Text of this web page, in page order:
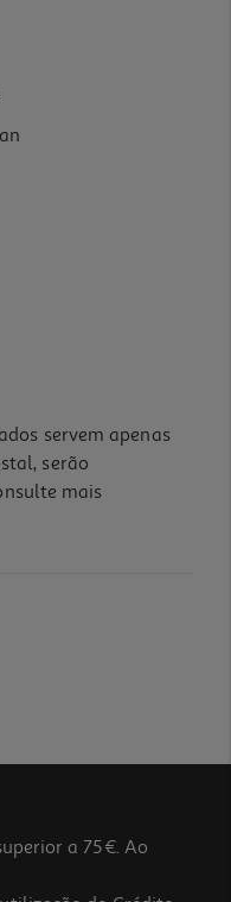
servem apenas
serão
mais
a 75€. Ao